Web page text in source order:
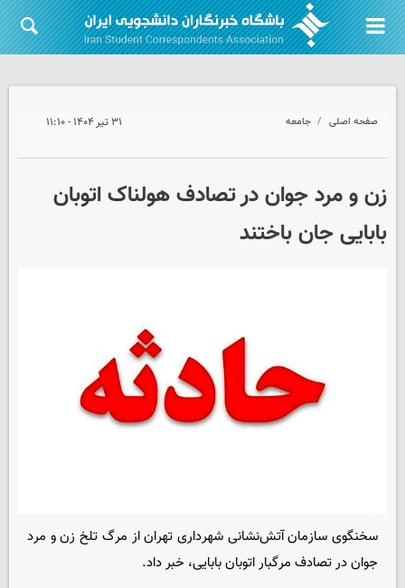
صفحه اصلی جامعه ۳۱ تیر ۱۴۰۴ - ۱۱:۱۰
زن و مرد جوان در تصادف هولناک اتوبان
بابایی جان باختند
سخنگوی سازمان آتش‌نشانی شهرداری تهران از مرگ تلخ زن و مرد
جوان در تصادف مرگبار اتوبان بابایی، خبر داد.